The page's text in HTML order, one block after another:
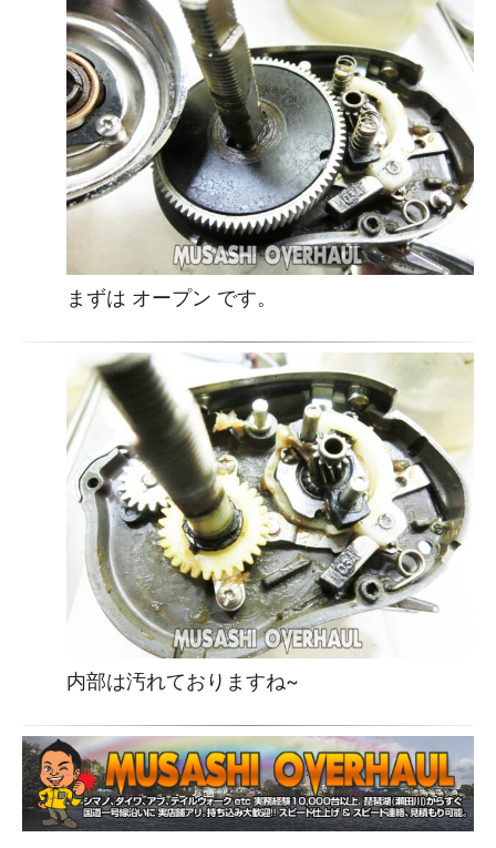
まずは オープン です。
内部は汚れておりますね~